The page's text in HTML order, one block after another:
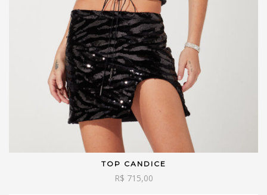
VER OPÇÕES
R$ 715,00
TOP CANDICE